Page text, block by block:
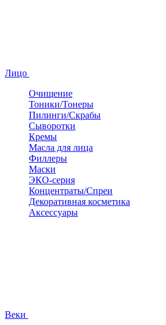
Лицо
Очищение
Тоники/Тонеры
Пилинги/Скрабы
Сыворотки
Кремы
Масла для лица
Филлеры
Маски
ЭКО-серия
Концентраты/Спреи
Декоративная косметика
Аксессуары
Веки